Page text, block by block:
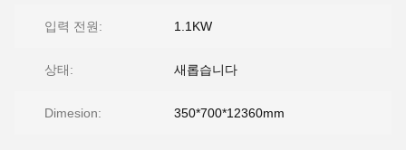
입력 전원: 1.1KW
상태: 새롭습니다
Dimesion: 350*700*12360mm